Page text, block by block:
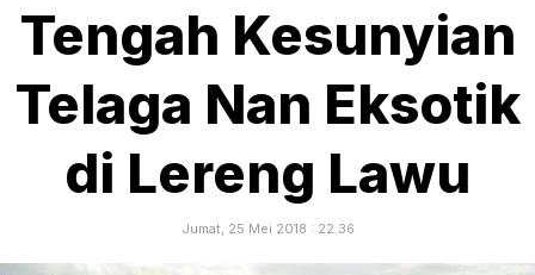
Tengah Kesunyian
Telaga Nan Eksotik
di Lereng Lawu
Jumat, 25 Mei 2018 : 22.36